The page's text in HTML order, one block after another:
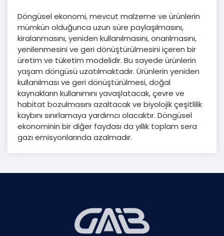
Döngüsel ekonomi, mevcut malzeme ve ürünlerin
mümkün olduğunca uzun süre paylaşılmasını,
kiralanmasını, yeniden kullanılmasını, onarılmasını,
yenilenmesini ve geri dönüştürülmesini içeren bir
üretim ve tüketim modelidir. Bu sayede ürünlerin
yaşam döngüsü uzatılmaktadır. Ürünlerin yeniden
kullanılması ve geri dönüştürülmesi, doğal
kaynakların kullanımını yavaşlatacak, çevre ve
habitat bozulmasını azaltacak ve biyolojik çeşitlilik
kaybını sınırlamaya yardımcı olacaktır. Döngüsel
ekonominin bir diğer faydası da yıllık toplam sera
gazı emisyonlarında azalmadır.